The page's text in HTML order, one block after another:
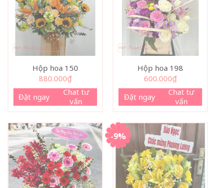
Hộp hoa 150
880.000₫
Đặt ngay
Chat tư
vấn
Hộp hoa 198
600.000₫
Đặt ngay
Chat tư
vấn
-9%